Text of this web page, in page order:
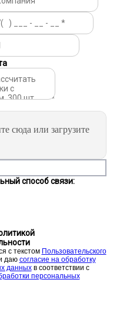
сюда или загрузите
способ связи:
с текстом Пользовательского
даю cогласие на обработку
данныхв соответствии с
персональных